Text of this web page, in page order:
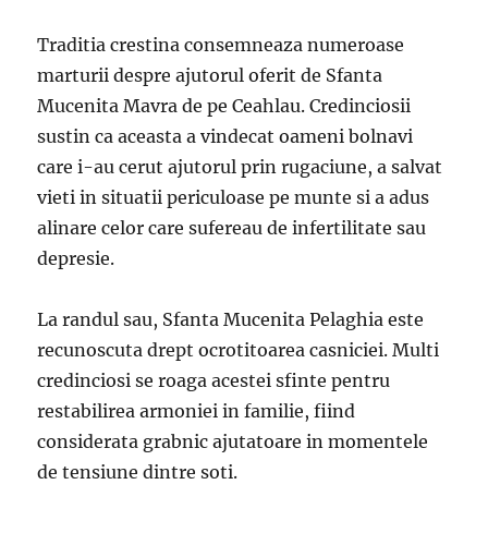
Traditia crestina consemneaza numeroase
marturii despre ajutorul oferit de Sfanta
Mucenita Mavra de pe Ceahlau. Credinciosii
sustin ca aceasta a vindecat oameni bolnavi
care i-au cerut ajutorul prin rugaciune, a salvat
vieti in situatii periculoase pe munte si a adus
alinare celor care sufereau de infertilitate sau
depresie.
La randul sau, Sfanta Mucenita Pelaghia este
recunoscuta drept ocrotitoarea casniciei. Multi
credinciosi se roaga acestei sfinte pentru
restabilirea armoniei in familie, fiind
considerata grabnic ajutatoare in momentele
de tensiune dintre soti.